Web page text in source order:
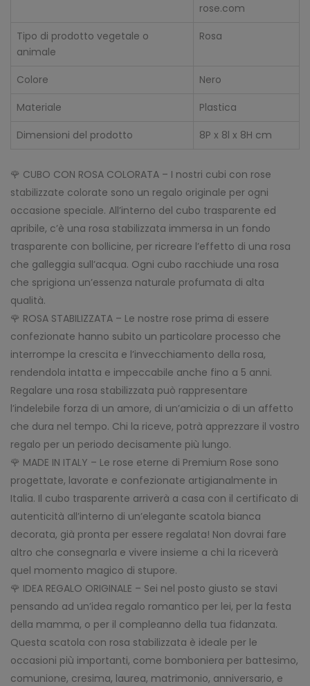
rose.com
Tipo di prodotto vegetale o
animale
Rosa
Colore
Nero
Materiale
Plastica
Dimensioni del prodotto
8P x 8l x 8H cm
🌹 CUBO CON ROSA COLORATA – I nostri cubi con rose
stabilizzate colorate sono un regalo originale per ogni
occasione speciale. All’interno del cubo trasparente ed
apribile, c’è una rosa stabilizzata immersa in un fondo
trasparente con bollicine, per ricreare l’effetto di una rosa
che galleggia sull’acqua. Ogni cubo racchiude una rosa
che sprigiona un’essenza naturale profumata di alta
qualità.
🌹 ROSA STABILIZZATA – Le nostre rose prima di essere
confezionate hanno subito un particolare processo che
interrompe la crescita e l’invecchiamento della rosa,
rendendola intatta e impeccabile anche fino a 5 anni.
Regalare una rosa stabilizzata può rappresentare
l’indelebile forza di un amore, di un’amicizia o di un affetto
che dura nel tempo. Chi la riceve, potrà apprezzare il vostro
regalo per un periodo decisamente più lungo.
🌹 MADE IN ITALY – Le rose eterne di Premium Rose sono
progettate, lavorate e confezionate artigianalmente in
Italia. Il cubo trasparente arriverà a casa con il certificato di
autenticità all’interno di un’elegante scatola bianca
decorata, già pronta per essere regalata! Non dovrai fare
altro che consegnarla e vivere insieme a chi la riceverà
quel momento magico di stupore.
🌹 IDEA REGALO ORIGINALE – Sei nel posto giusto se stavi
pensando ad un’idea regalo romantico per lei, per la festa
della mamma, o per il compleanno della tua fidanzata.
Questa scatola con rosa stabilizzata è ideale per le
occasioni più importanti, come bomboniera per battesimo,
comunione, cresima, laurea, matrimonio, anniversario, e